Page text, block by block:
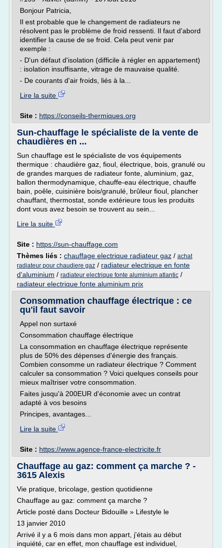
Bonjour Patricia,
Il est probable que le changement de radiateurs ne
résolvent pas le problème de froid ressenti. Il faut d'abord
identifier la cause de se froid. Cela peut venir par
exemple :
- D'un défaut d'isolation (difficile à régler en appartement)
: isolation insuffisante, vitrage de mauvaise qualité.
- De courants d'air froids, liés à la...
Lire la suite
Site : https://conseils-thermiques.org
Sun-chauffage le spécialiste de la vente de
chaudières en ...
Sun chauffage est le spécialiste de vos équipements
thermique : chaudière gaz, fioul, électrique, bois, granulé ou
de grandes marques de radiateur fonte, aluminium, gaz,
ballon thermodynamique, chauffe-eau électrique, chauffe
bain, poêle, cuisinière bois/granulé, brûleur fioul, plancher
chauffant, thermostat, sonde extérieure tous les produits
dont vous avez besoin se trouvent au sein...
Lire la suite
Site : https://sun-chauffage.com
Thèmes liés : chauffage electrique radiateur gaz / achat
radiateur pour chaudiere gaz / radiateur electrique en fonte
d'aluminium / radiateur electrique fonte aluminium atlantic /
radiateur electrique fonte aluminium prix
Consommation chauffage électrique : ce
qu'il faut savoir
Appel non surtaxé
Consommation chauffage électrique
La consommation en chauffage électrique représente
plus de 50% des dépenses d'énergie des français.
Combien consomme un radiateur électrique ? Comment
calculer sa consommation ? Voici quelques conseils pour
mieux maîtriser votre consommation.
Faites jusqu'à 200EUR d'économie avec un contrat
adapté à vos besoins
Principes, avantages...
Lire la suite
Site : https://www.agence-france-electricite.fr
Chauffage au gaz: comment ça marche ? -
3615 Alexis
Vie pratique, bricolage, gestion quotidienne
Chauffage au gaz: comment ça marche ?
Article posté dans Docteur Bidouille » Lifestyle le
13 janvier 2010
Arrivé il y a 6 mois dans mon appart, j'étais au début
inquiété, car en effet, mon chauffage est individuel,